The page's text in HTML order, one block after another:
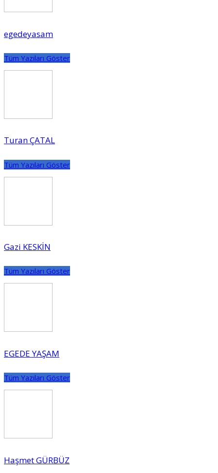
egedeyasam
Tüm Yazıları Göster
Turan ÇATAL
Tüm Yazıları Göster
Gazi KESKİN
Tüm Yazıları Göster
EGEDE YAŞAM
Tüm Yazıları Göster
Haşmet GÜRBÜZ